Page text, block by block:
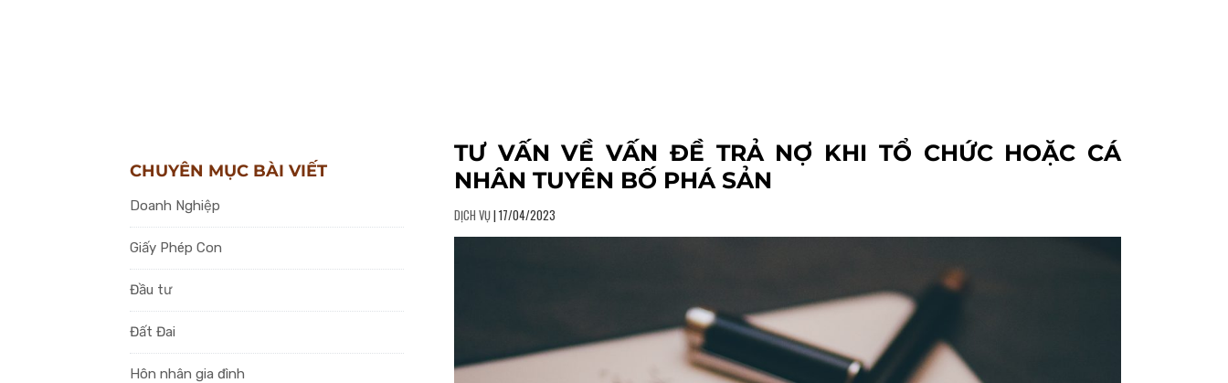
CHUYÊN MỤC BÀI VIẾT
Doanh Nghiệp
Giấy Phép Con
Đầu tư
Đất Đai
Hôn nhân gia đình
TƯ VẤN VỀ VẤN ĐỀ TRẢ NỢ KHI TỔ CHỨC HOẶC CÁ
NHÂN TUYÊN BỐ PHÁ SẢN
DỊCH VỤ| 17/04/2023